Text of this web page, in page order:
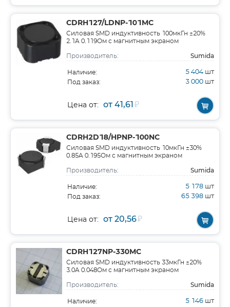
CDRH127/LDNP-101MC
Силовая SMD индуктивность 100мкГн ±20%
2.1A 0.119Ом c магнитным экраном
Производитель: Sumida
Наличие: 5 404 шт
Под заказ: 3 000 шт
Цена от: от 41,61₽
CDRH2D18/HPNP-100NC
Силовая SMD индуктивность 10мкГн ±30%
0.85A 0.195Ом c магнитным экраном
Производитель: Sumida
Наличие: 5 178 шт
Под заказ: 65 398 шт
Цена от: от 20,56₽
CDRH127NP-330MC
Силовая SMD индуктивность 33мкГн ±20%
3.0A 0.048Ом c магнитным экраном
Производитель: Sumida
Наличие: 5 146 шт